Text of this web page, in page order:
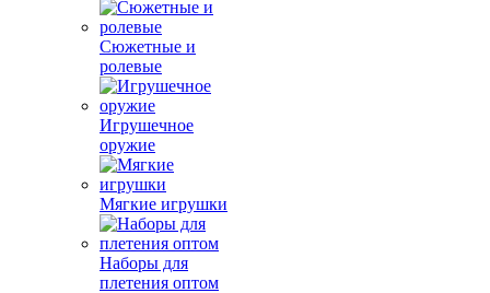
Сюжетные и
ролевые
Игрушечное
оружие
Мягкие игрушки
Наборы для
плетения оптом